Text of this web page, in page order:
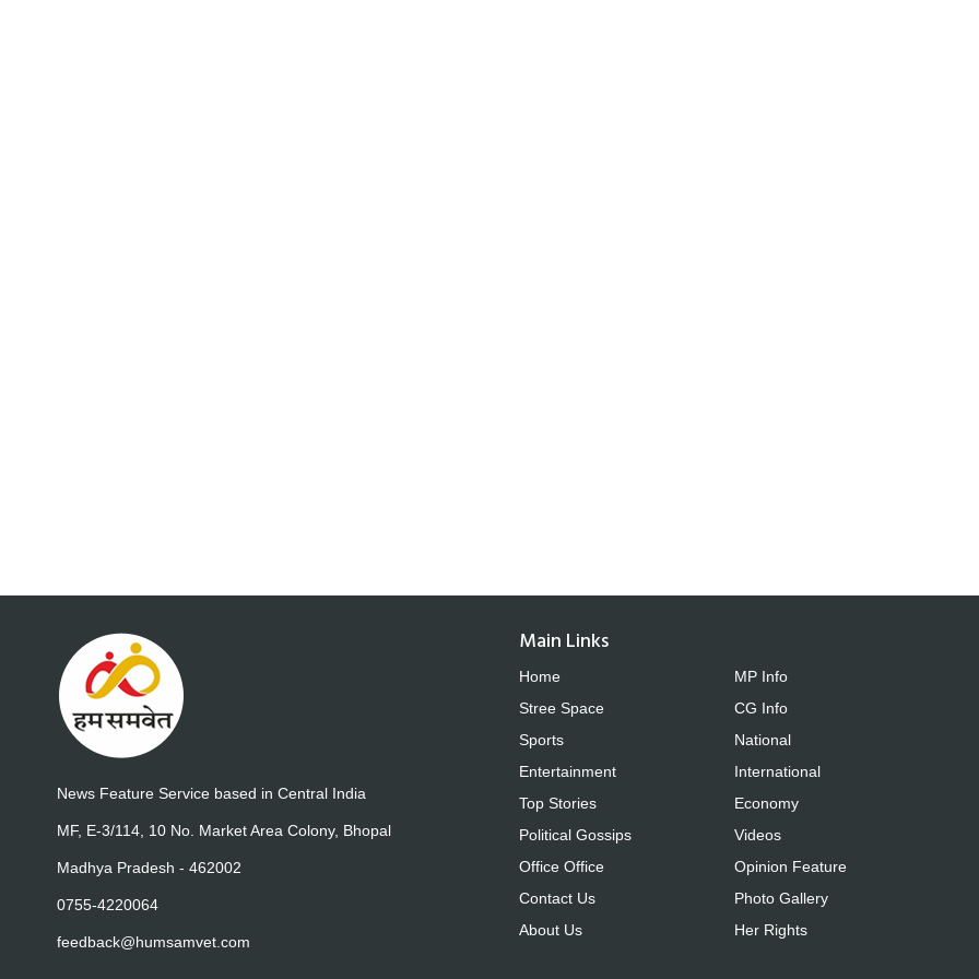
News Feature Service based in Central India
MF, E-3/114, 10 No. Market Area Colony, Bhopal
Madhya Pradesh - 462002
0755-4220064
feedback@humsamvet.com
Main Links
Home
Stree Space
Sports
Entertainment
Top Stories
Political Gossips
Office Office
Contact Us
About Us
MP Info
CG Info
National
International
Economy
Videos
Opinion Feature
Photo Gallery
Her Rights